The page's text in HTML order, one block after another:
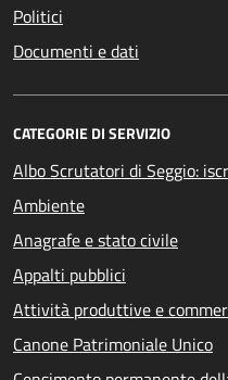
Politici
Documenti e dati
CATEGORIE DI SERVIZIO
Albo Scrutatori di Seggio:
Ambiente
Anagrafe e stato civile
Appalti pubblici
Attività produttive e
Canone Patrimoniale Unico